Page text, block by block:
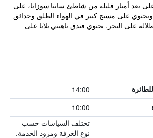
على بعد أمتار قليلة من شاطئ سانتا سوزانا، على
على مسبح كبير في الهواء الطلق وحدائق
على البحر. يحتوي فندق تاهيتي بلايا على
14:00
10:00
تختلف السياسات حسب
نوع الغرفة ومزود الخدمة.